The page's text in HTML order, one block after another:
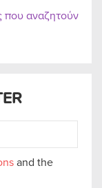
and the
που αναζητούν